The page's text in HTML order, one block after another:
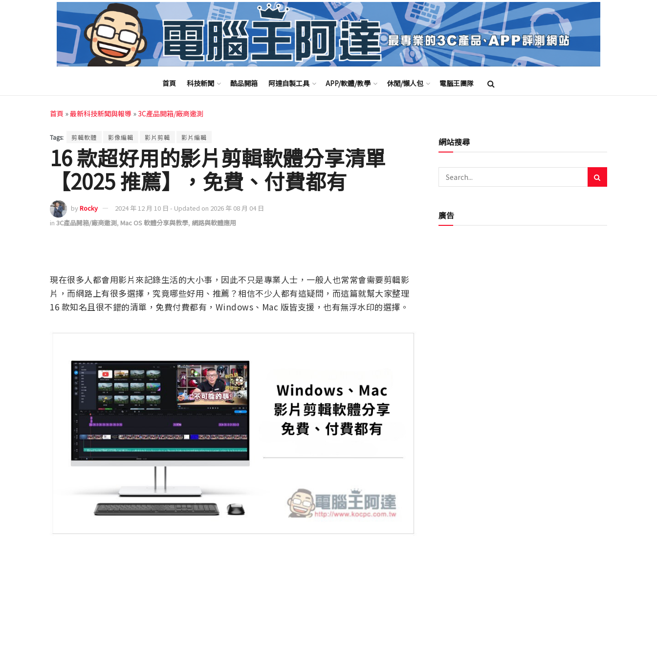
首頁 科技新聞 酷品開箱 阿達自製工具 APP/軟體/教學 休閒/懶人包 電腦王團隊
首頁 »最新科技新聞與報導 »3C產品開箱/廠商邀測
Tags: 剪輯軟體 影像編輯 影片剪輯 影片編輯
16 款超好用的影片剪輯軟體分享清單
【2025 推薦】，免費、付費都有
byRocky
2024 年 12 月 10 日 - Updated on 2026 年 08 月 04 日
in 3C產品開箱/廠商邀測, Mac OS 軟體分享與教學, 網路與軟體應用
現在很多人都會用影片來記錄生活的大小事，因此不只是專業人士，一般人也常常會需要剪輯影
片，而網路上有很多選擇，究竟哪些好用、推薦？相信不少人都有這疑問，而這篇就幫大家整理
16 款知名且很不錯的清單，免費付費都有，Windows、Mac 版皆支援，也有無浮水印的選擇。
網站搜尋
廣告